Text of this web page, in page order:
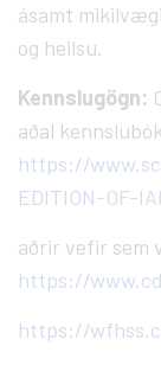
ásamt
og heilsu.
Kennslugögn:
aðal
https://
EDITION-OF-
aðrir vefir sem
https://
https://